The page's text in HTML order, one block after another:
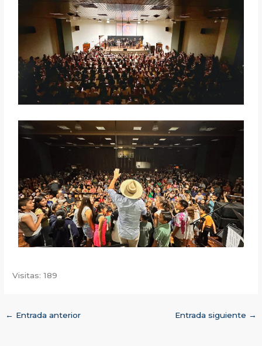
Visitas: 189
← Entrada anterior Entrada siguiente →